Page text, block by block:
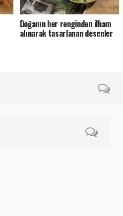
Doğanın her renginden ilham
alınarak tasarlanan desenler